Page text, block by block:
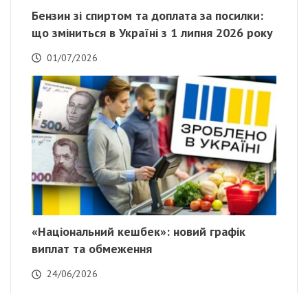
Бензин зі спиртом та доплата за посилки:
що зміниться в Україні з 1 липня 2026 року
01/07/2026
«Національний кешбек»: новий графік
виплат та обмеження
24/06/2026